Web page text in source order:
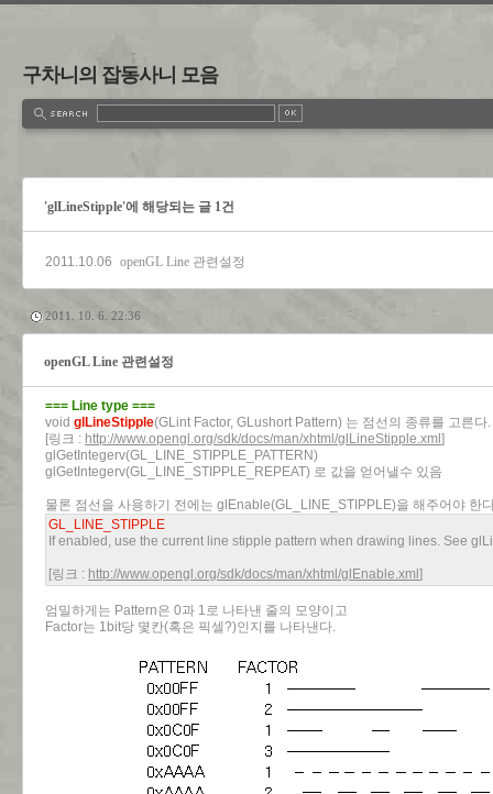
구차니의 잡동사니 모음
'glLineStipple'에 해당되는 글 1건
2011.10.06 openGL Line 관련설정
2011. 10. 6. 22:36
openGL Line 관련설정
=== Line type ===
void glLineStipple(GLint Factor, GLushort Pattern) 는 점선의 종류를 고른다.
[링크 : http://www.opengl.org/sdk/docs/man/xhtml/glLineStipple.xml ]
glGetIntegerv(GL_LINE_STIPPLE_PATTERN)
glGetIntegerv(GL_LINE_STIPPLE_REPEAT) 로 값을 얻어낼수 있음
물론 점선을 사용하기 전에는 glEnable(GL_LINE_STIPPLE)을 해주어야 한
GL_LINE_STIPPLE
If enabled, use the current line stipple pattern when drawing lines. See
[링크 : http://www.opengl.org/sdk/docs/man/xhtml/glEnable.xml ]
엄밀하게는 Pattern은 0과 1로 나타낸 줄의 모양이고
Factor는 1bit당 몇칸(혹은 픽셀?)인지를 나타낸다.